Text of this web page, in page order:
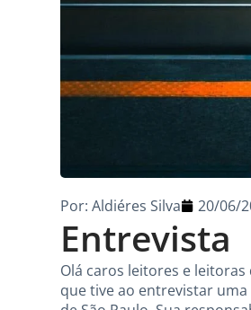
Entrevista
Por: Aldiéres Silva 20/06/
Olá caros leitores e
que tive ao entrevistar